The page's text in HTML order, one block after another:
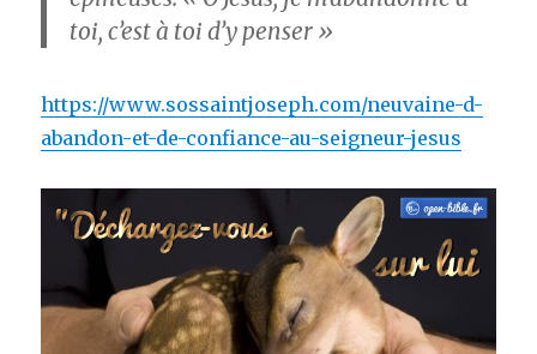
toi, c’est à toi d’y penser »
https://www.sossaintjoseph.com/neuvaine-d-
abandon-et-de-confiance-au-seigneur-jesus